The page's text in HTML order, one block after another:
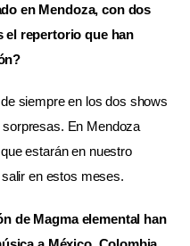
en Mendoza, con dos
el repertorio que han
siempre en los dos shows
En Mendoza
estarán en nuestro
en estos meses.
de Magma elemental han